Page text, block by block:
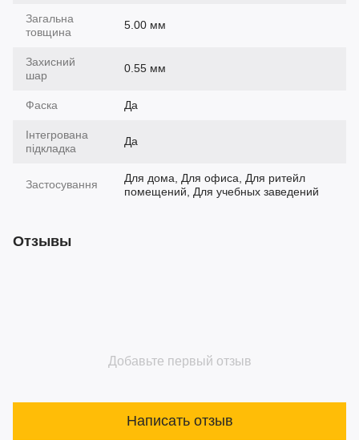
Загальна
товщина
5.00 мм
Захисний
шар
0.55 мм
Фаска Да
Інтегрована
підкладка
Да
Застосування
Для дома, Для офиса, Для ритейл
помещений, Для учебных заведений
Отзывы
Добавьте первый отзыв
Написать отзыв